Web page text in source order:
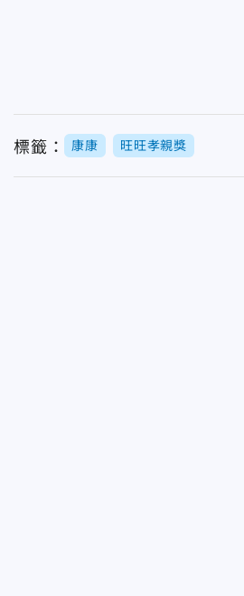
標籤： 康康 旺旺孝親獎